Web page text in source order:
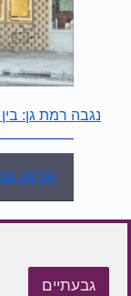
נגבה רמת גן:
קראו
גבעתיים